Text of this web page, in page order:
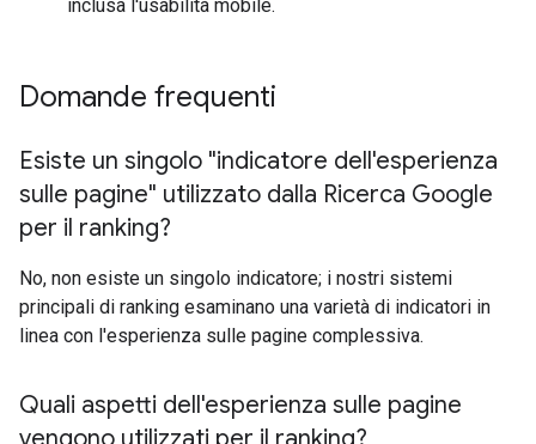
inclusa l'usabilità mobile.
Domande frequenti
Esiste un singolo "indicatore dell'esperienza
sulle pagine" utilizzato dalla Ricerca Google
per il ranking?
No, non esiste un singolo indicatore; i nostri sistemi
principali di ranking esaminano una varietà di indicatori in
linea con l'esperienza sulle pagine complessiva.
Quali aspetti dell'esperienza sulle pagine